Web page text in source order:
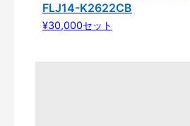
FLJ14-K2622CB
¥30,000セット